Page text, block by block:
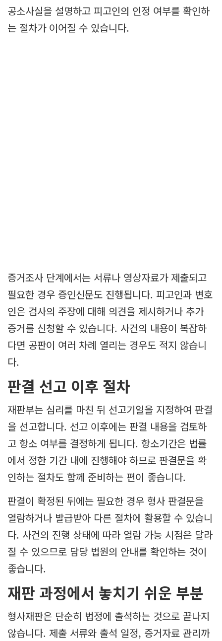
공소사실을 설명하고 피고인의 인정 여부를 확인하
는 절차가 이어질 수 있습니다.
증거조사 단계에서는 서류나 영상자료가 제출되고
필요한 경우 증인신문도 진행됩니다. 피고인과 변호
인은 검사의 주장에 대해 의견을 제시하거나 추가
증거를 신청할 수 있습니다. 사건의 내용이 복잡하
다면 공판이 여러 차례 열리는 경우도 적지 않습니
다.
판결 선고 이후 절차
재판부는 심리를 마친 뒤 선고기일을 지정하여 판결
을 선고합니다. 선고 이후에는 판결 내용을 검토하
고 항소 여부를 결정하게 됩니다. 항소기간은 법률
에서 정한 기간 내에 진행해야 하므로 판결문을 확
인하는 절차도 함께 준비하는 편이 좋습니다.
판결이 확정된 뒤에는 필요한 경우 형사 판결문을
열람하거나 발급받아 다른 절차에 활용할 수 있습니
다. 사건의 진행 상태에 따라 열람 가능 시점은 달라
질 수 있으므로 담당 법원의 안내를 확인하는 것이
좋습니다.
재판 과정에서 놓치기 쉬운 부분
형사재판은 단순히 법정에 출석하는 것으로 끝나지
않습니다. 제출 서류와 출석 일정, 증거자료 관리까